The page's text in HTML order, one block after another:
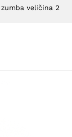
veličina 2